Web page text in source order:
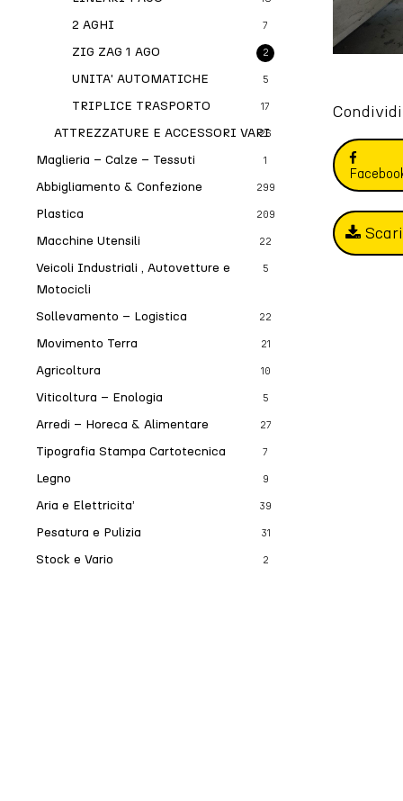
2 AGHI 7
ZIG ZAG 1 AGO 2
UNITA' AUTOMATICHE 5
TRIPLICE TRASPORTO 17
ATTREZZATURE E ACCESSORI VARI
26
Maglieria – Calze – Tessuti 1
Abbigliamento & Confezione 299
Plastica 209
Macchine Utensili 22
Veicoli Industriali , Autovetture e
Motocicli
5
Sollevamento – Logistica 22
Movimento Terra 21
Agricoltura 10
Viticoltura – Enologia 5
Arredi – Horeca & Alimentare 27
Tipografia Stampa Cartotecnica 7
Legno 9
Aria e Elettricita’ 39
Pesatura e Pulizia 31
Stock e Vario 2